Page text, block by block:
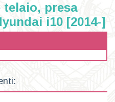
telaio, presa
i10 [2014-]